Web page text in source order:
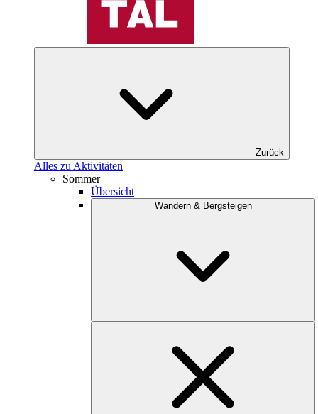
Zurück
Alles zu Aktivitäten
Sommer
Übersicht
Wandern & Bergsteigen